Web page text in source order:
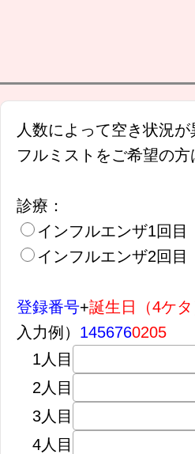
人数によって空き状況
フルミストをご希望の
診療：
インフルエンザ1回目
インフルエンザ2回目
登録番号+誕生日（4ケタ
入力例） 1456760205
1人目
2人目
3人目
4人目